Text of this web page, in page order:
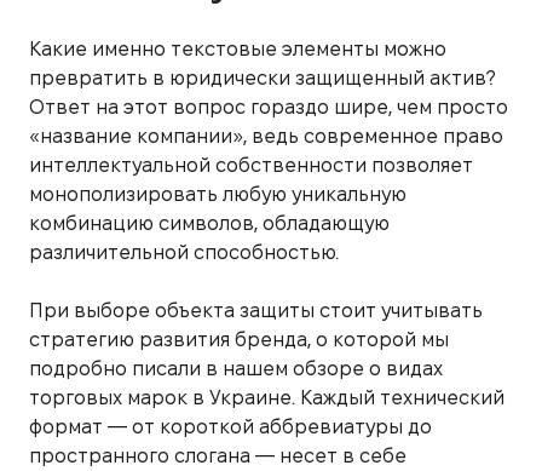
Какие именно текстовые элементы можно
превратить в юридически защищенный актив?
Ответ на этот вопрос гораздо шире, чем просто
«название компании», ведь современное право
интеллектуальной собственности позволяет
монополизировать любую уникальную
комбинацию символов, обладающую
различительной способностью.
При выборе объекта защиты стоит учитывать
стратегию развития бренда, о которой мы
подробно писали в нашем обзоре о видах
торговых марок в Украине. Каждый технический
формат — от короткой аббревиатуры до
пространного слогана — несет в себе